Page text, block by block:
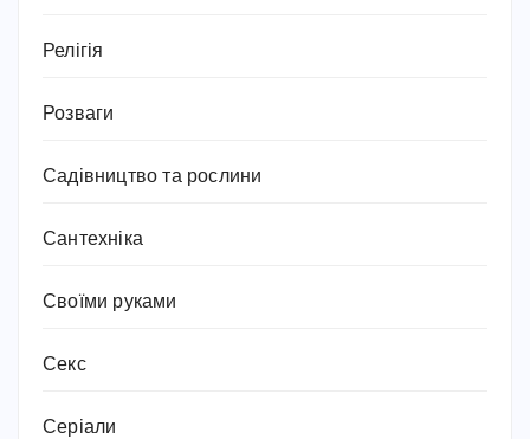
Релігія
Розваги
Садівництво та рослини
Сантехніка
Своїми руками
Секс
Серіали